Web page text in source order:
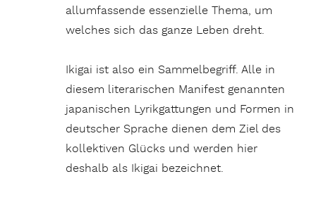
allumfassende essenzielle Thema, um
welches sich das ganze Leben dreht.
Ikigai ist also ein Sammelbegriff. Alle in
diesem literarischen Manifest genannten
japanischen Lyrikgattungen und Formen in
deutscher Sprache dienen dem Ziel des
kollektiven Glücks und werden hier
deshalb als Ikigai bezeichnet.